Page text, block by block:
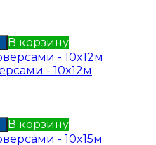
В корзину
- 10x12м
В корзину